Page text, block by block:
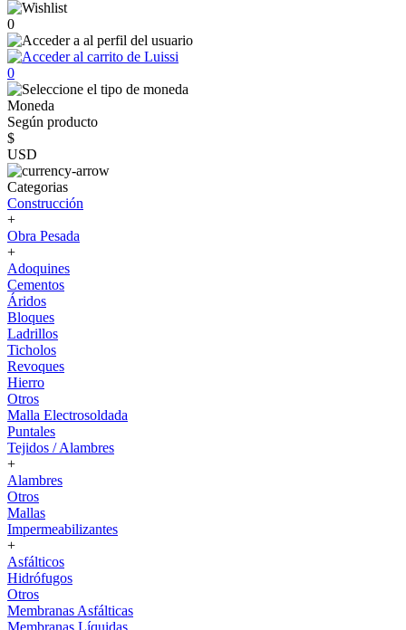
0
0
Moneda
Según producto
$
USD
Categorias
Construcción
+
Obra Pesada
+
Adoquines
Cementos
Áridos
Bloques
Ladrillos
Ticholos
Revoques
Hierro
Otros
Malla Electrosoldada
Puntales
Tejidos / Alambres
+
Alambres
Otros
Mallas
Impermeabilizantes
+
Asfálticos
Hidrófugos
Otros
Membranas Asfálticas
Membranas Líquidas